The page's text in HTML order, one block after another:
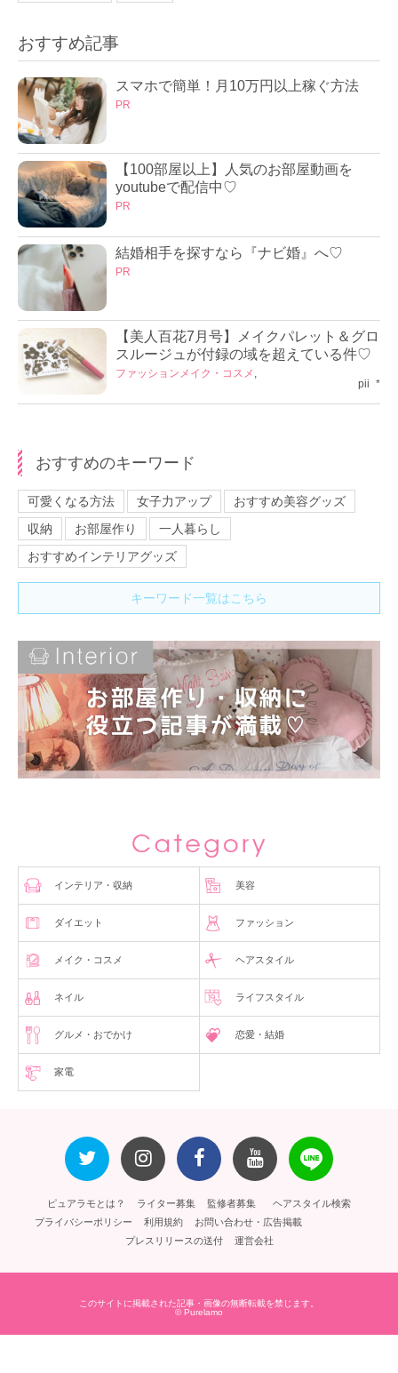
おすすめ記事
スマホで簡単！月10万円以上稼ぐ方法
PR
【100部屋以上】人気のお部屋動画を
youtubeで配信中♡
PR
結婚相手を探すなら『ナビ婚』へ♡
PR
【美人百花7月号】メイクパレット＆グロ
スルージュが付録の域を超えている件♡
ファッション ,
メイク・コスメ
pii_*
おすすめのキーワード
可愛くなる方法 女子力アップ
おすすめ美容グッズ
収納
お部屋作り
一人暮らし
おすすめインテリアグッズ
キーワード一覧はこちら
インテリア・収納 美容
ダイエット ファッション
メイク・コスメ ヘアスタイル
ネイル ライフスタイル
グルメ・おでかけ 恋愛・結婚
家電
ピュアラモとは？ ライター募集 監修者募集
ヘアスタイル検索
プライバシーポリシー
利用規約
お問い合わせ・広告掲載
プレスリリースの送付
運営会社
このサイトに掲載された記事・画像の無断転載を禁じます。
© Purelamo